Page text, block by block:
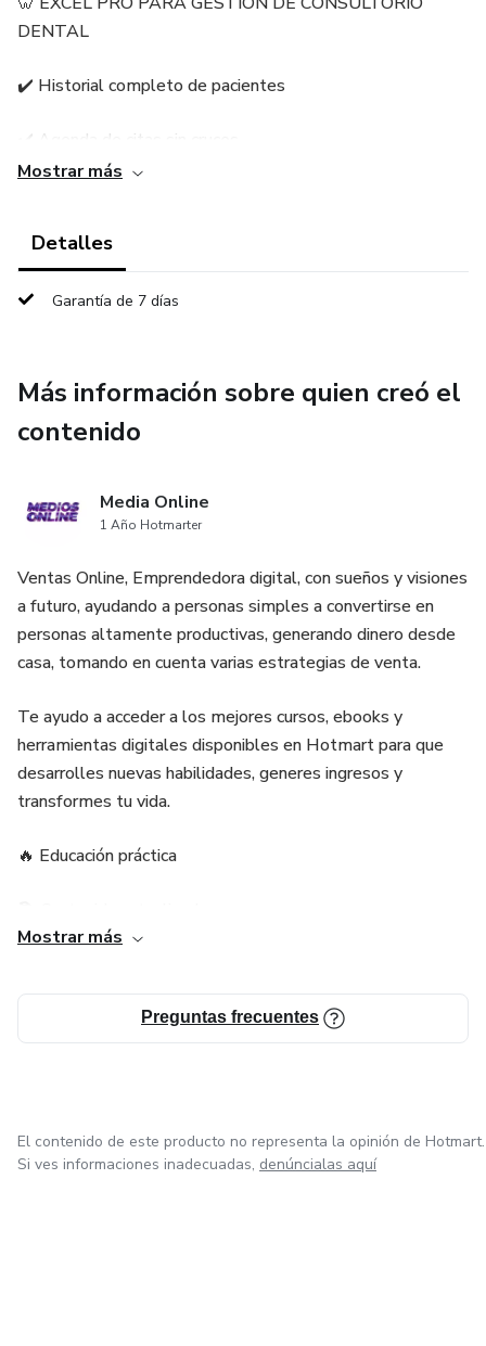
DENTAL
✔️ Historial completo de pacientes
✔️ Agenda de citas sin cruces
✔️ Control de pagos, inventario y seguimiento
❌ Sin caos
🔥 Video tutorial paso a paso
🔥 Plantilla de caja diaria
🔥 Plantilla premium para montar tu consultorio
💰 NORMAL: 17 USD
🔥 HOY: SOLO 5 USD
⚡ Acceso inmediato
Mostrar más
Detalles
Garantía de 7 días
Más información sobre quien creó el
contenido
Media Online
1 Año Hotmarter
Ventas Online, Emprendedora digital, con sueños y visiones
a futuro, ayudando a personas simples a convertirse en
personas altamente productivas, generando dinero desde
casa, tomando en cuenta varias estrategias de venta.
Te ayudo a acceder a los mejores cursos, ebooks y
herramientas digitales disponibles en Hotmart para que
desarrolles nuevas habilidades, generes ingresos y
transformes tu vida.
🔥 Educación práctica
Empieza hoy mismo tu transformación digital.
Mostrar más
Preguntas frecuentes
El contenido de este producto no representa la opinión de Hotmart.
Si ves informaciones inadecuadas, denúncialas aquí